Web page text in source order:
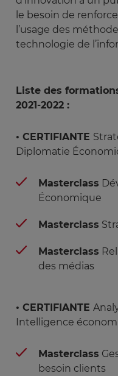
le besoin de
l’usage des
technologie de
Liste des
2021-2022 :
• CERTIFIANTE
Diplomatie
Masterclass
Économique
Masterclass
Masterclass
des médias
• CERTIFIANTE
Intelligence
Masterclass
besoin clients